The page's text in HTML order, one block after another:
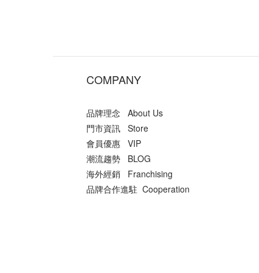
COMPANY
品牌理念 About Us
門市資訊 Store
會員優惠 VIP
潮流趨勢 BLOG
海外經銷 Franchising
品牌合作進駐 Cooperation